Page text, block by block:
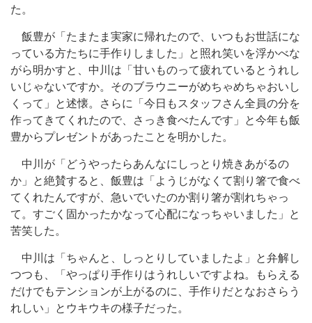
た。
飯豊が「たまたま実家に帰れたので、いつもお世話にな
っている方たちに手作りしました」と照れ笑いを浮かべな
がら明かすと、中川は「甘いものって疲れているとうれし
いじゃないですか。そのブラウニーがめちゃめちゃおいし
くって」と述懐。さらに「今日もスタッフさん全員の分を
作ってきてくれたので、さっき食べたんです」と今年も飯
豊からプレゼントがあったことを明かした。
中川が「どうやったらあんなにしっとり焼きあがるの
か」と絶賛すると、飯豊は「ようじがなくて割り箸で食べ
てくれたんですが、急いでいたのか割り箸が割れちゃっ
て。すごく固かったかなって心配になっちゃいました」と
苦笑した。
中川は「ちゃんと、しっとりしていましたよ」と弁解し
つつも、「やっぱり手作りはうれしいですよね。もらえる
だけでもテンションが上がるのに、手作りだとなおさらう
れしい」とウキウキの様子だった。